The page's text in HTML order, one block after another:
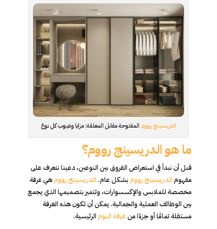
الدريسينج رووم المفتوحة مقابل المغلقة: مزايا وعيوب كل نوع
ما هو الدريسينج رووم؟
قبل أن نبدأ في استعراض الفروق بين النوعين، دعينا نتعرف على
مفهومالدريسينج روومبشكل عام. الدريسينج روومهي غرفة
مخصصة للملابس والإكسسوارات، وتتميز بتصميمها الذي يجمع
بين الوظائف العملية والجمالية. يمكن أن تكون هذه الغرفة
مستقلة تمامًا أو جزءًا منغرفة النومالرئيسية.